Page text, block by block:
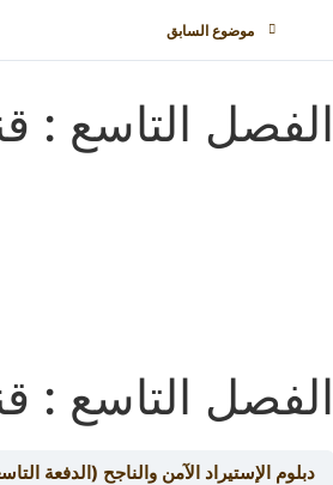
الفصل التاسع :
موضوع السابق
الفصل التاسع :
دبلوم الإستيراد الآمن والناجح (الدفعة